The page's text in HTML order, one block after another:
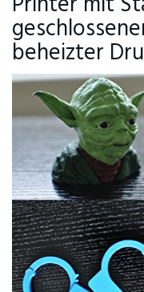
beheizter